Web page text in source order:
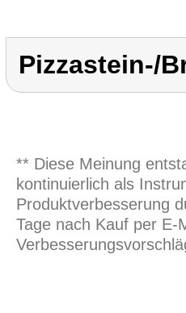
Pizzastein-/
** Diese Meinung
kontinuierlich als
Produktverbesserung
Tage nach Kauf per E-